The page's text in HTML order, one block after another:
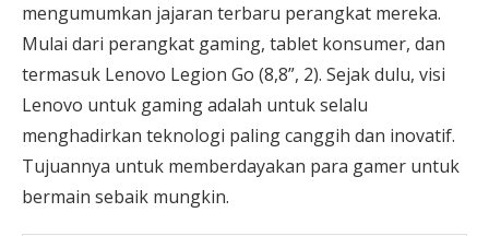
mengumumkan jajaran terbaru perangkat mereka.
Mulai dari perangkat gaming, tablet konsumer, dan
termasuk Lenovo Legion Go (8,8”, 2). Sejak dulu, visi
Lenovo untuk gaming adalah untuk selalu
menghadirkan teknologi paling canggih dan inovatif.
Tujuannya untuk memberdayakan para gamer untuk
bermain sebaik mungkin.